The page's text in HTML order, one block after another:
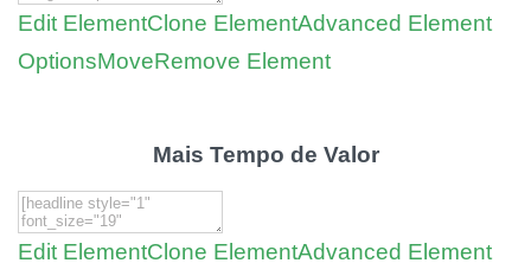
Edit ElementClone ElementAdvanced Element
OptionsMoveRemove Element
Mais Tempo de Valor
Edit ElementClone ElementAdvanced Element